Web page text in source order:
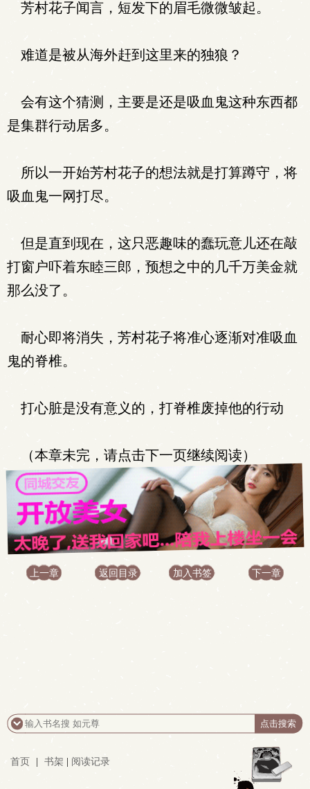
芳村花子闻言，短发下的眉毛微微皱起。
难道是被从海外赶到这里来的独狼？
会有这个猜测，主要是还是吸血鬼这种东西都
是集群行动居多。
所以一开始芳村花子的想法就是打算蹲守，将
吸血鬼一网打尽。
但是直到现在，这只恶趣味的蠢玩意儿还在敲
打窗户吓着东睦三郎，预想之中的几千万美金就
那么没了。
耐心即将消失，芳村花子将准心逐渐对准吸血
鬼的脊椎。
打心脏是没有意义的，打脊椎废掉他的行动
（本章未完，请点击下一页继续阅读）
上一章 返回目录 加入书签 下一章
首页 书架 阅读记录